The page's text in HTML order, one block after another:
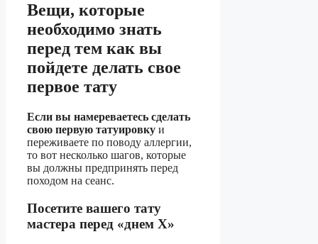
Вещи, которые
необходимо знать
перед тем как вы
пойдете делать свое
первое тату
Если вы намереваетесь сделать
свою первую татуировку и
переживаете по поводу аллергии,
то вот несколько шагов, которые
вы должны предпринять перед
походом на сеанс.
Посетите вашего тату
мастера перед «днем Х»